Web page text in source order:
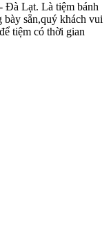
Đà Lạt. Là tiệm bánh
sẵn,quý khách vui
tiệm có thời gian